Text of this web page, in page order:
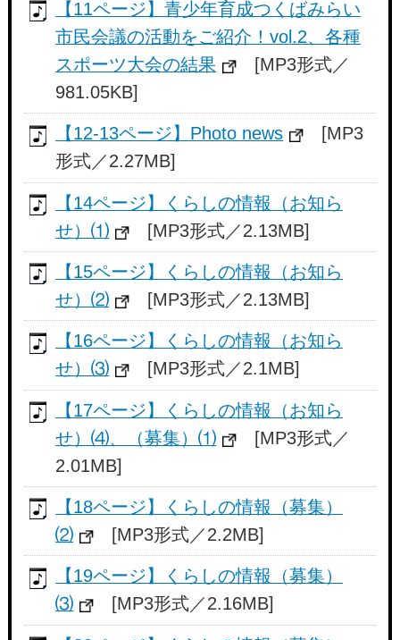
【11ページ】青少年育成つくばみらい
市民会議の活動をご紹介！vol.2、各種
スポーツ大会の結果
[MP3形式／
981.05KB]
【12-13ページ】Photo news
[MP3
形式／2.27MB]
【14ページ】くらしの情報（お知ら
せ）⑴
[MP3形式／2.13MB]
【15ページ】くらしの情報（お知ら
せ）⑵
[MP3形式／2.13MB]
【16ページ】くらしの情報（お知ら
せ）⑶
[MP3形式／2.1MB]
【17ページ】くらしの情報（お知ら
せ）⑷、（募集）⑴
[MP3形式／
2.01MB]
【18ページ】くらしの情報（募集）
⑵
[MP3形式／2.2MB]
【19ページ】くらしの情報（募集）
⑶
[MP3形式／2.16MB]